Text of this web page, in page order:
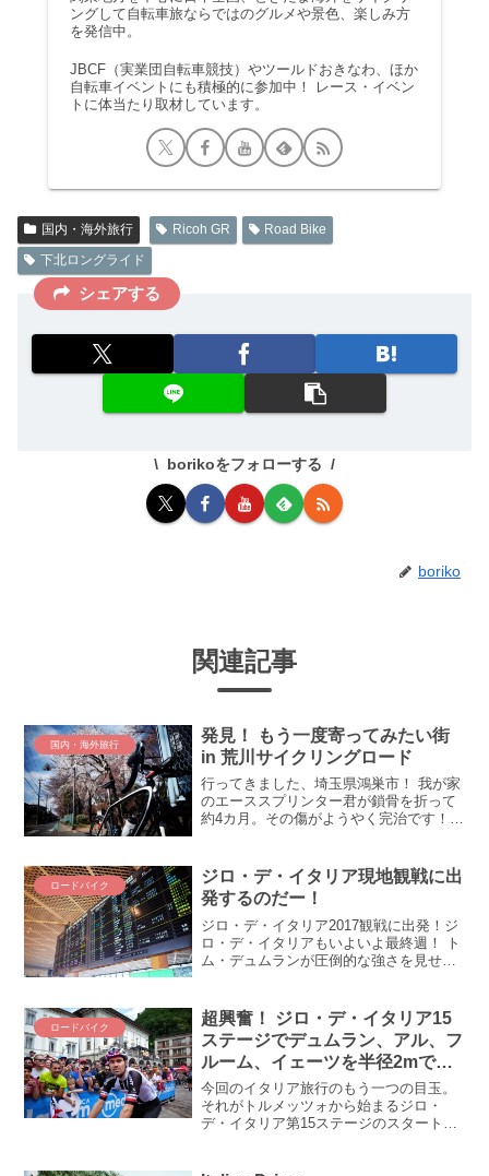
ングして自転車旅ならではのグルメや景色、楽しみ方
を発信中。
JBCF（実業団自転車競技）やツールドおきなわ、ほか
自転車イベントにも積極的に参加中！ レース・イベン
トに体当たり取材しています。
国内・海外旅行 Ricoh GR
Road Bike
下北ロングライド
シェアする
borikoをフォローする
boriko
関連記事
国内・海外旅行
発見！ もう一度寄ってみたい街
in 荒川サイクリングロード
行ってきました、埼玉県鴻巣市！ 我が家
のエーススプリンター君が鎖骨を折って
約4カ月。その傷がようやく完治です！
要領で「さいたま鴻巣川幅うどんポタ」
を開催しました！ 荒...
ロードバイク
ジロ・デ・イタリア現地観戦に出
発するのだー！
ジロ・デ・イタリア2017観戦に出発！ジ
ロ・デ・イタリアもいよいよ最終週！ ト
ム・デュムランが圧倒的な強さを見せて
入れていたジロ・デ・イタリア2017を観
戦するために日...
ロードバイク
超興奮！ ジロ・デ・イタリア15
ステージでデュムラン、アル、フ
ルーム、イェーツを半径2mで目
撃(ﾟДﾟ;)
今回のイタリア旅行のもう一つの目玉。
それがトルメッツォから始まるジロ・
デ・イタリア第15ステージのスタート地